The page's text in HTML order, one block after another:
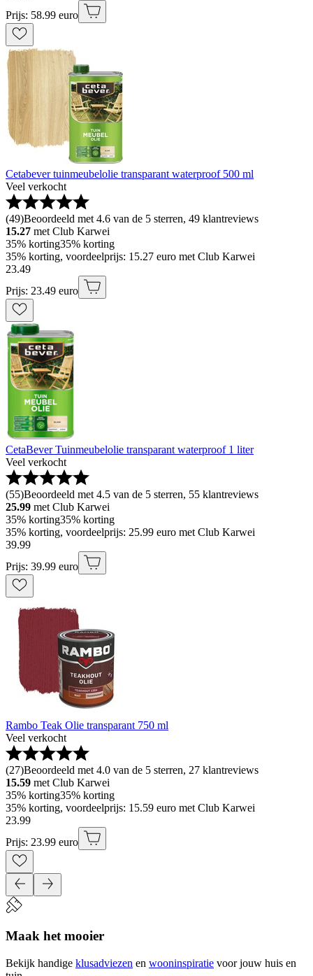
Prijs: 58.99 euro
Cetabever tuinmeubelolie transparant waterproof 500 ml
Veel verkocht
(49)Beoordeeld met 4.6 van de 5 sterren, 49 klantreviews
15.27 met Club Karwei
35% korting35% korting
35% korting, voordeelprijs: 15.27 euro met Club Karwei
23.49
Prijs: 23.49 euro
CetaBever Tuinmeubelolie transparant waterproof 1 liter
Veel verkocht
(55)Beoordeeld met 4.5 van de 5 sterren, 55 klantreviews
25.99 met Club Karwei
35% korting35% korting
35% korting, voordeelprijs: 25.99 euro met Club Karwei
39.99
Prijs: 39.99 euro
Rambo Teak Olie transparant 750 ml
Veel verkocht
(27)Beoordeeld met 4.0 van de 5 sterren, 27 klantreviews
15.59 met Club Karwei
35% korting35% korting
35% korting, voordeelprijs: 15.59 euro met Club Karwei
23.99
Prijs: 23.99 euro
Maak het mooier
Bekijk handige klusadviezen en wooninspiratie voor jouw huis en